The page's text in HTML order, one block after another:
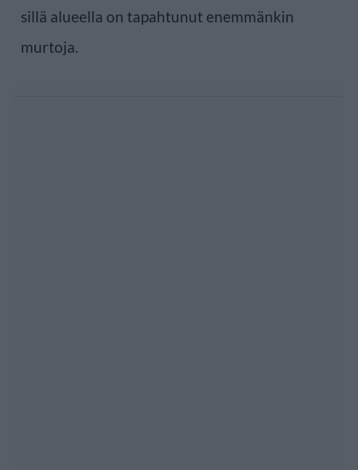
sillä alueella on tapahtunut enemmänkin
murtoja.